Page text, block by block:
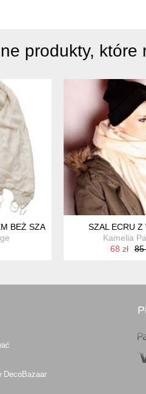
produkty, które
BEŻ SZALIK
SZAL ECRU Z
Kamelia
68 zł
85
DecoBazaar